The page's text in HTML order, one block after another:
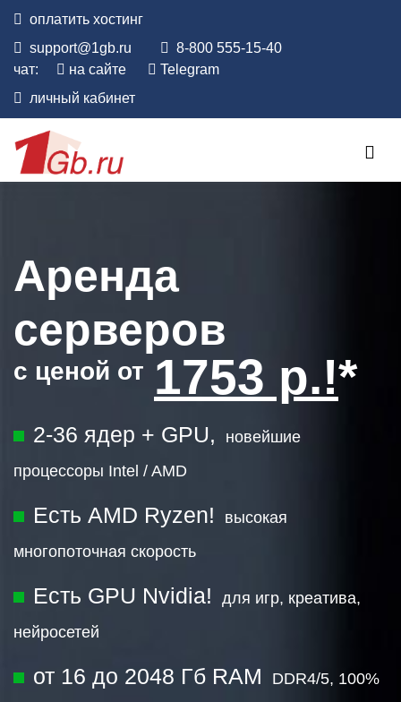
оплатить хостинг
support@1gb.ru
8-800 555-15-40
чат:
на сайте
Telegram
личный кабинет
Аренда
серверов
с ценой от 1753 р.!*
2-36 ядер + GPU,
новейшие
процессоры Intel / AMD
Есть AMD Ryzen!
высокая
многопоточная скорость
Есть GPU Nvidia!
для игр, креатива,
нейросетей
от 16 до 2048 Гб RAM
DDR4/5, 100%